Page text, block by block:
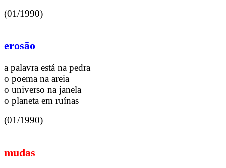
(01/1990)
erosão
a palavra está na pedra
o poema na areia
o universo na janela
o planeta em ruínas
(01/1990)
mudas